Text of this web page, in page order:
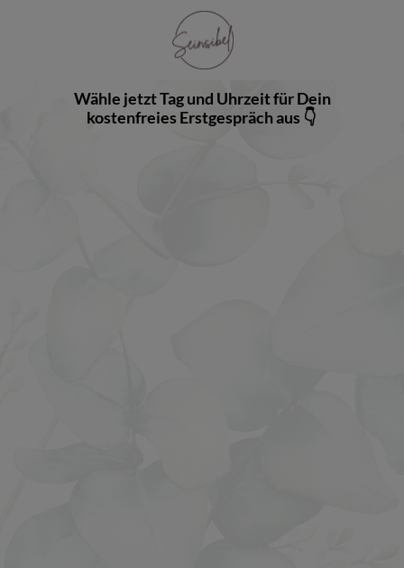
Wähle jetzt Tag und Uhrzeit für Dein
kostenfreies Erstgespräch aus 👇